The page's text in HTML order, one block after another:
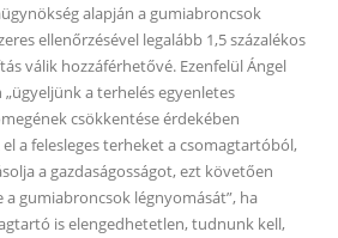
alapján a gumiabroncsok
ellenőrzésével legalább 1,5 százalékos
válik hozzáférhetővé. Ezenfelül Ángel
„ügyeljünk a terhelés egyenletes
csökkentése érdekében
a felesleges terheket a csomagtartóból,
a gazdaságosságot, ezt követően
a gumiabroncsok légnyomását”, ha
is elengedhetetlen, tudnunk kell,